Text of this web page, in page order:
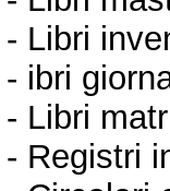
- Libri
- ibri
- Libri
- Registri